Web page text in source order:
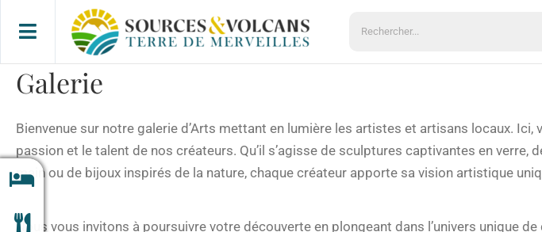
Galerie
Bienvenue sur notre galerie d’Arts mettant en lumière les artistes et artisans locaux.
passion et le talent de nos créateurs. Qu’il s’agisse de sculptures captivantes en
main ou de bijoux inspirés de la nature, chaque créateur apporte sa vision artistique
Nous vous invitons à poursuivre votre découverte en plongeant dans l’univers unique